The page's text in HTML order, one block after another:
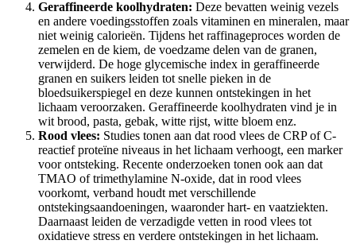
Geraffineerde koolhydraten: Deze bevatten weinig vezels
en andere voedingsstoffen zoals vitaminen en mineralen, maar
niet weinig calorieën. Tijdens het raffinageproces worden de
zemelen en de kiem, de voedzame delen van de granen,
verwijderd. De hoge glycemische index in geraffineerde
granen en suikers leiden tot snelle pieken in de
bloedsuikerspiegel en deze kunnen ontstekingen in het
lichaam veroorzaken. Geraffineerde koolhydraten vind je in
wit brood, pasta, gebak, witte rijst, witte bloem enz.
Rood vlees: Studies tonen aan dat rood vlees de CRP of C-
reactief proteïne niveaus in het lichaam verhoogt, een marker
voor ontsteking. Recente onderzoeken tonen ook aan dat
TMAO of trimethylamine N-oxide, dat in rood vlees
voorkomt, verband houdt met verschillende
ontstekingsaandoeningen, waaronder hart- en vaatziekten.
Daarnaast leiden de verzadigde vetten in rood vlees tot
oxidatieve stress en verdere ontstekingen in het lichaam.